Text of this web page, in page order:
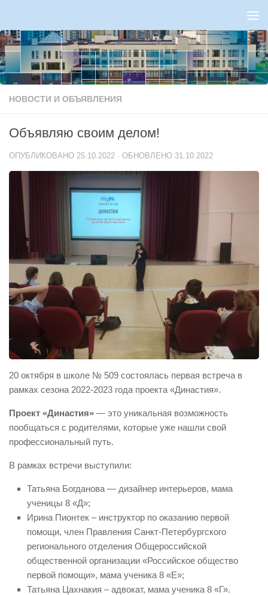
НОВОСТИ И ОБЪЯВЛЕНИЯ
Объявляю своим делом!
ОПУБЛИКОВАНО 25.10.2022 · ОБНОВЛЕНО 31.10.2022
20 октября в школе № 509 состоялась первая встреча в
рамках сезона 2022-2023 года проекта «Династия».
Проект «Династия» — это уникальная возможность
пообщаться с родителями, которые уже нашли свой
профессиональный путь.
В рамках встречи выступили:
Татьяна Богданова — дизайнер интерьеров, мама
ученицы 8 «Д»;
Ирина Пионтек – инструктор по оказанию первой
помощи, член Правления Санкт-Петербургского
регионального отделения Общероссийской
общественной организации «Российское общество
первой помощи», мама ученика 8 «Е»;
Татьяна Цахнакия – адвокат, мама ученика 8 «Г».